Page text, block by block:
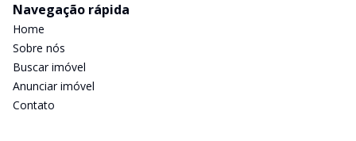
Navegação rápida
Home
Sobre nós
Buscar imóvel
Anunciar imóvel
Contato